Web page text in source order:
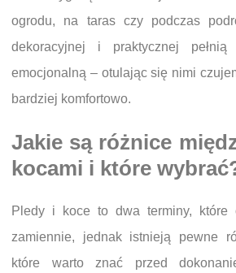
ogrodu, na taras czy podczas
dekoracyjnej i praktycznej
emocjonalną – otulając się nimi
bardziej komfortowo.
Jakie są różnice
kocami i które
Pledy i koce to dwa terminy, które
zamiennie, jednak istnieją pewne
które warto znać przed